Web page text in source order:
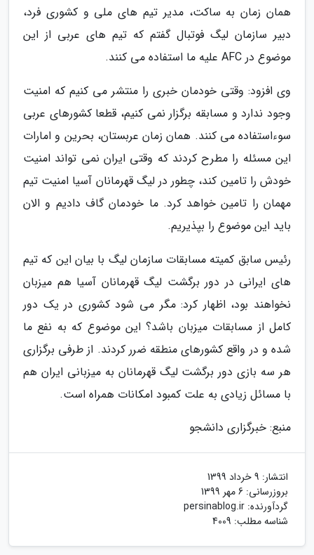
همان زمان به ساکت، مدیر تیم های ملی و کشوری فرد،
دبیر سازمان لیگ فوتبال گفتم که تیم های عربی از این
موضوع در AFC علیه ما استفاده می کنند.
وی افزود: وقتی خودمان خبری را منتشر می کنیم که امنیت
وجود ندارد و مسابقه برگزار نمی کنیم، قطعا کشورهای عربی
سوءاستفاده می کنند. همان زمان عربستان، بحرین و امارات
این مسئله را مطرح کردند که وقتی ایران نمی تواند امنیت
خودش را تامین کند، چطور در لیگ قهرمانان آسیا امنیت تیم
مهمان را تامین خواهد کرد. ما خودمان گاف دادیم و الان
باید این موضوع را بپذیریم.
رئیس سابق کمیته مسابقات سازمان لیگ با بیان این که تیم
های ایرانی در دور برگشت لیگ قهرمانان آسیا هم میزبان
نخواهند بود، اظهار کرد: مگر می شود کشوری در یک دور
کامل از مسابقات میزبان باشد؟ این موضوع که به نفع ما
شده و در واقع کشورهای منطقه ضرر کردند. از طرفی برگزاری
هر سه بازی دور برگشت لیگ قهرمانان به میزبانی ایران هم
با مسائل زیادی به علت کمبود امکانات همراه است.
منبع: خبرگزاری دانشجو
انتشار: 9 خرداد 1399
بروزرسانی: 6 مهر 1399
گردآورنده: persinablog.ir
شناسه مطلب: 4009